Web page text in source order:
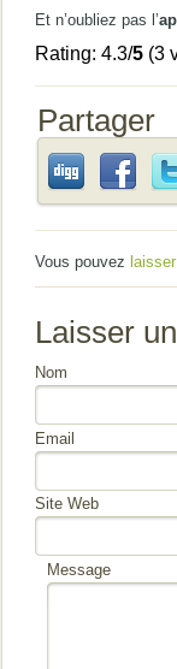
Et n’oubliez pas l’
Rating: 4.3/5 (3
Partager
Vous pouvez
Laisser
Nom
Email
Site Web
Message